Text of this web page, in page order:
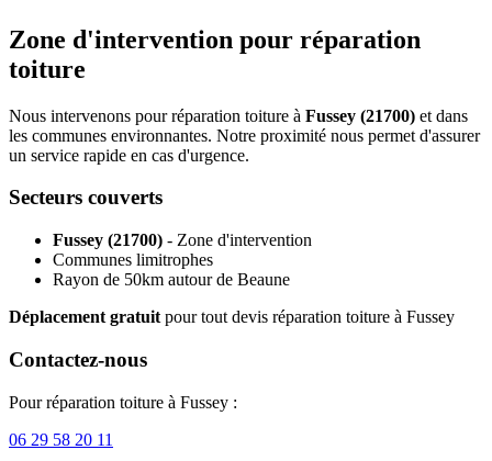
Zone d'intervention pour réparation
toiture
Nous intervenons pour réparation toiture à Fussey (21700) et dans
les communes environnantes. Notre proximité nous permet d'assurer
un service rapide en cas d'urgence.
Secteurs couverts
Fussey (21700) - Zone d'intervention
Communes limitrophes
Rayon de 50km autour de Beaune
Déplacement gratuit pour tout devis réparation toiture à Fussey
Contactez-nous
Pour réparation toiture à Fussey :
06 29 58 20 11